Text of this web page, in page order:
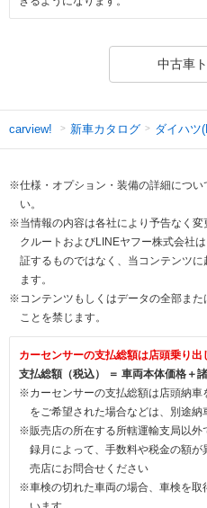
中古車
carview! 新車カタログ ダイハツ
※仕様・オプション・装備の詳細につい
い。
※当情報の内容は各社により予告なく変
クルートおよびLINEヤフー株式会社
証するものではなく、当コンテンツ
ます。
※コンテンツもしくはデータの全部ま
ことを禁じます。
カーセンサーの支払総額は店頭乗り出
支払総額（税込） ＝ 車両本体価格＋
※カーセンサーの支払総額は店頭納車
をご希望された場合などは、別途納
※販売店の所在する所轄運輸支局以外
録月によって、手数料や税金の額
売店にお問合せください
※車検の切れた車両の場合、車検を取